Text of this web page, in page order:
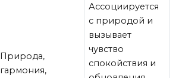
Природа,
гармония,
Ассоциируется
с природой и
вызывает
чувство
спокойствия и